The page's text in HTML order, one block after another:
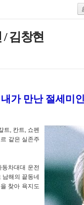
/ 김창현
내가 만난 절세미인
트, 칸트, 쇼펜
같은 실존주
차대대 운전
해의 끝동네
찾아 욕지도